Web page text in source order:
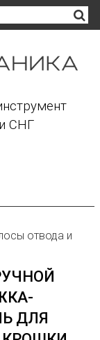
СНГ
отвода и
ДЛЯ